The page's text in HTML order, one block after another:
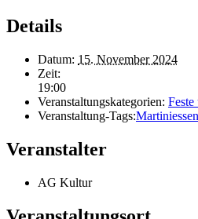
Details
Datum: 15. November 2024
Zeit:
19:00
Veranstaltungskategorien: Feste
Veranstaltung-Tags:Martiniessen
Veranstalter
AG Kultur